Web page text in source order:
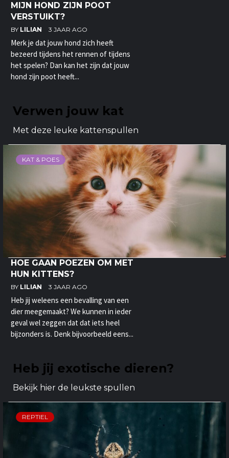
MIJN HOND ZIJN POOT
VERSTUIKT?
BY LILIAN 3 JAAR AGO
Merk je dat jouw hond zich heeft
bezeerd tijdens het rennen of tijdens
het spelen? Dan kan het zijn dat jouw
hond zijn poot heeft...
Verwen jouw kat
Met deze leuke kattenspullen
KAT & POES
HOE GAAN POEZEN OM MET
HUN KITTENS?
BY LILIAN 3 JAAR AGO
Heb jij weleens een bevalling van een
dier meegemaakt? We kunnen in ieder
geval wel zeggen dat dat iets heel
bijzonders is. Denk bijvoorbeeld eens...
Heb jij exotische dieren?
Bekijk hier de leukste spullen
REPTIEL